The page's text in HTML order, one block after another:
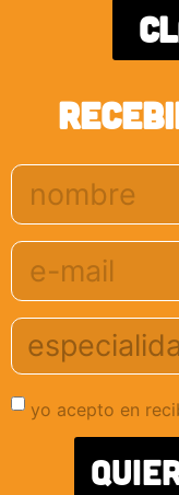
yo acepto en